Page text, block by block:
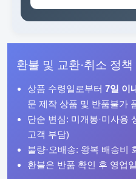
환불 및 교환·취소 정책
상품 수령일로부터 7일 이
문 제작 상품 및 반품불가
단순 변심: 미개봉·미사용
고객 부담)
불량·오배송: 왕복 배송비
환불은 반품 확인 후 영업